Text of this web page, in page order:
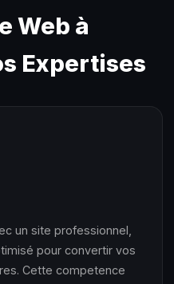
Web à
Expertises
un site professionnel,
pour convertir vos
Cette competence